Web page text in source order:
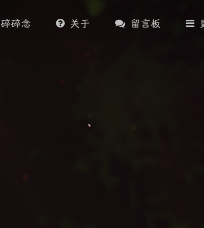
碎碎念 关于 留言板